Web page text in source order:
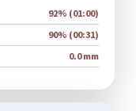
92% (01:00)
90% (00:31)
0.0 mm